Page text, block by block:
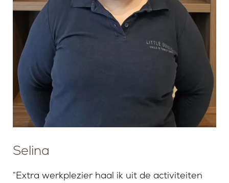
Selina
“Extra werkplezier haal ik uit de activiteiten